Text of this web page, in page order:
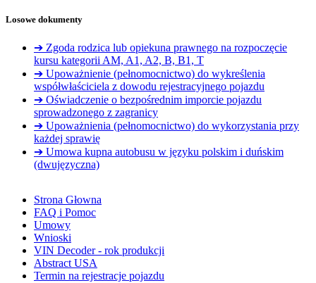
Losowe dokumenty
➔ Zgoda rodzica lub opiekuna prawnego na rozpoczęcie
kursu kategorii AM, A1, A2, B, B1, T
➔ Upoważnienie (pełnomocnictwo) do wykreślenia
współwłaściciela z dowodu rejestracyjnego pojazdu
➔ Oświadczenie o bezpośrednim imporcie pojazdu
sprowadzonego z zagranicy
➔ Upoważnienia (pełnomocnictwo) do wykorzystania przy
każdej sprawię
➔ Umowa kupna autobusu w języku polskim i duńskim
(dwujęzyczna)
Strona Głowna
FAQ i Pomoc
Umowy
Wnioski
VIN Decoder - rok produkcji
Abstract USA
Termin na rejestracje pojazdu